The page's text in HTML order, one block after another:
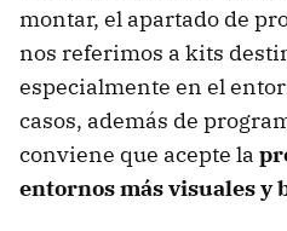
montar, el apartado de
nos referimos a kits
especialmente en el
casos, además de
conviene que acepte la
entornos más visuales y